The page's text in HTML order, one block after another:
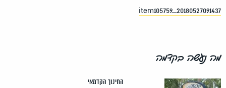
בקדמה
החינוך הקדמאי